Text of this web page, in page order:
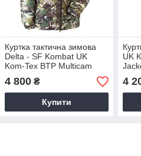
Куртка тактична зимова
Delta - SF Kombat UK
Kom-Tex BTP Multicam
4 800₴
Купити
UK
4